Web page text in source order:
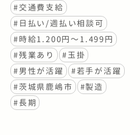
#交通費支給
#日払い/週払い相談可
#時給1.200円〜1.499円
#残業あり
#玉掛
#男性が活躍
#若手が活躍
#茨城県鹿嶋市
#製造
#長期